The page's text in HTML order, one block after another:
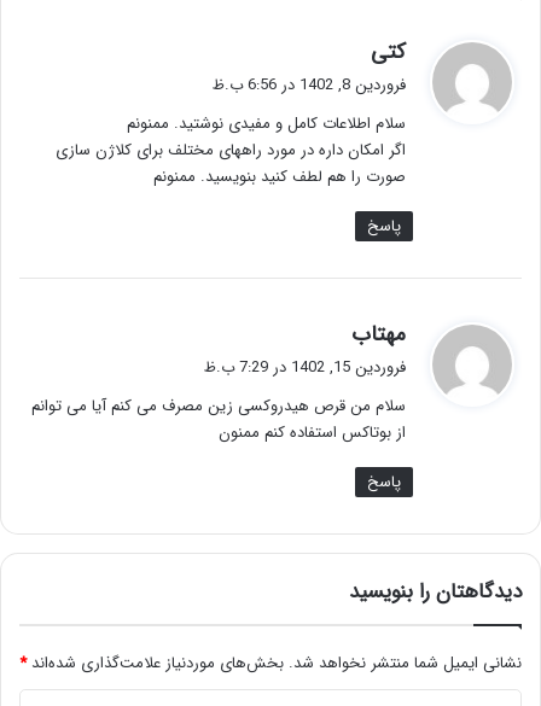
کتی
ت
:
فروردین 8, 1402 در 6:56 ب.ظ
سلام اطلاعات کامل و مفیدی نوشتید. ممنونم
اگر امکان داره در مورد راههای مختلف برای کلاژن سازی
صورت را هم لطف کنید بنویسید. ممنونم
پاسخ
مهتاب
ف
:
فروردین 15, 1402 در 7:29 ب.ظ
سلام من قرص هیدروکسی زین مصرف می کنم آیا می توانم
از بوتاکس استفاده کنم ممنون
پاسخ
دیدگاهتان را بنویسید
نشانی ایمیل شما منتشر نخواهد شد. بخش‌های موردنیاز علامت‌گذاری شده‌اند*